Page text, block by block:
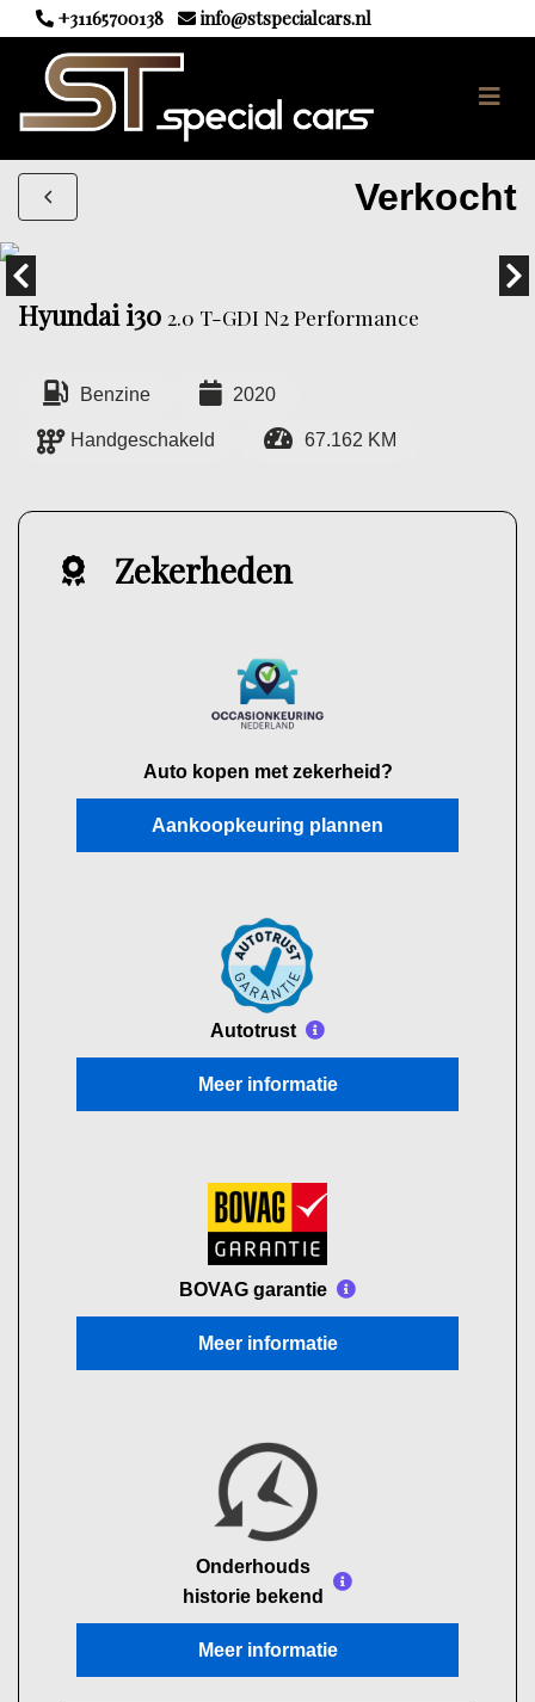
+31165700138 info@stspecialcars.nl
Verkocht
Hyundai i30 2.0 T-GDI N2 Performance
Benzine 2020
Handgeschakeld 67.162 KM
Zekerheden
Auto kopen met zekerheid?
Aankoopkeuring plannen
Autotrust
Meer informatie
BOVAG garantie
Meer informatie
Onderhouds
historie bekend
Meer informatie